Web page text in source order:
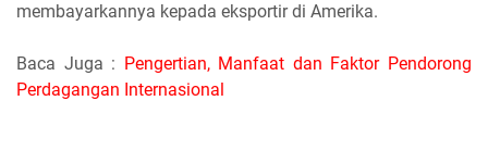
membayarkannya kepada eksportir di Amerika.
Baca Juga : Pengertian, Manfaat dan Faktor Pendorong
Perdagangan Internasional